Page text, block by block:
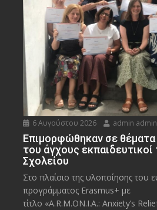
6 Αυγούστου 2026 admin admin
Eπιμορφώθηκαν σε θέματα
του άγχους
Σχολείου
Στο πλαίσιο της υλοποίησης του
προγράμματος Erasmus+ με
τίτλο «A.R.M.ON.I.A.: Anxiety’s